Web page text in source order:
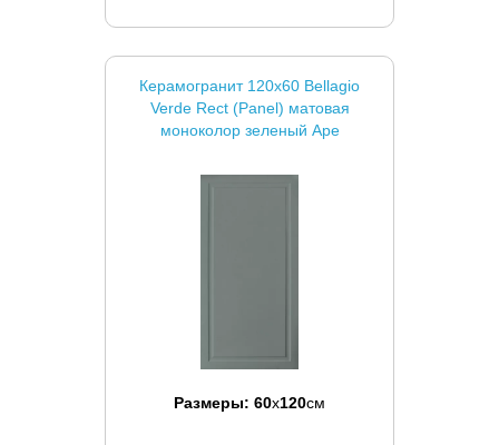
Керамогранит 120x60 Bellagio
Verde Rect (Panel) матовая
моноколор зеленый Ape
Размеры: 60x120см